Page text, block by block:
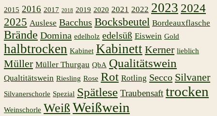
2015 2016 2017 2018 2019 2020 2021 2022 2023 2024
2025 Auslese Bacchus Bocksbeutel Bordeauxflasche
Brände Domina edelholz edelsüß Eiswein Gold
halbtrocken Kabinet Kabinett Kerner lieblich
Müller Müller Thurgau QbA Qualitätswein
Qualtitätswein Riesling Rose Rot Rotling Secco Silvaner
Silvanerschorle Spezial Spätlese Traubensaft trocken
Weinschorle Weiß Weißwein